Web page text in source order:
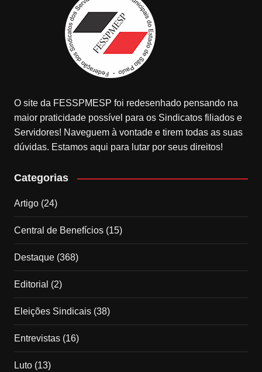
O site da FESSPMESP foi redesenhado pensando na
maior praticidade possível para os Sindicatos filiados e
Servidores! Naveguem à vontade e tirem todas as suas
dúvidas. Estamos aqui para lutar por seus direitos!
Categorias
Artigo(24)
Central de Benefícios(15)
Destaque(368)
Editorial (2)
Eleições Sindicais(38)
Entrevistas(16)
Luto(13)